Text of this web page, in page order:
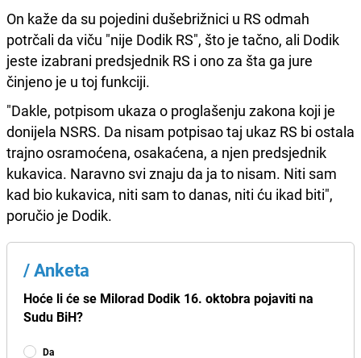
On kaže da su pojedini dušebrižnici u RS odmah
potrčali da viču "nije Dodik RS", što je tačno, ali Dodik
jeste izabrani predsjednik RS i ono za šta ga jure
činjeno je u toj funkciji.
"Dakle, potpisom ukaza o proglašenju zakona koji je
donijela NSRS. Da nisam potpisao taj ukaz RS bi ostala
trajno osramoćena, osakaćena, a njen predsjednik
kukavica. Naravno svi znaju da ja to nisam. Niti sam
kad bio kukavica, niti sam to danas, niti ću ikad biti",
poručio je Dodik.
/Anketa
Hoće li će se Milorad Dodik 16. oktobra pojaviti na
Sudu BiH?
Da